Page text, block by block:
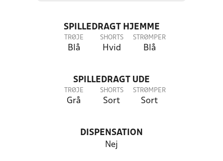
SPILLEDRAGT HJEMME
TRØJE
Blå
SHORTS
Hvid
STRØMPER
Blå
SPILLEDRAGT UDE
TRØJE
Grå
SHORTS
Sort
STRØMPER
Sort
DISPENSATION
Nej